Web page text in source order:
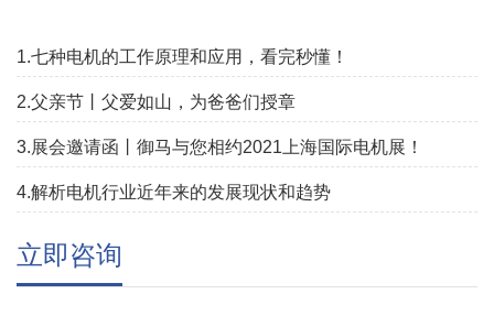
1.七种电机的工作原理和应用，看完秒懂！
2.父亲节丨父爱如山，为爸爸们授章
3.展会邀请函丨御马与您相约2021上海国际电机展！
4.解析电机行业近年来的发展现状和趋势
立即咨询